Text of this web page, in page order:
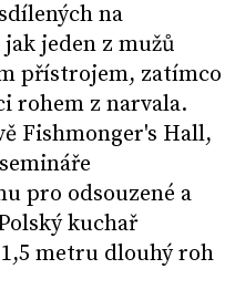
na
jeden z mužů
přístrojem, zatímco
rohem z narvala.
Fishmonger's Hall,
pro odsouzené a
kuchař
metru dlouhý roh